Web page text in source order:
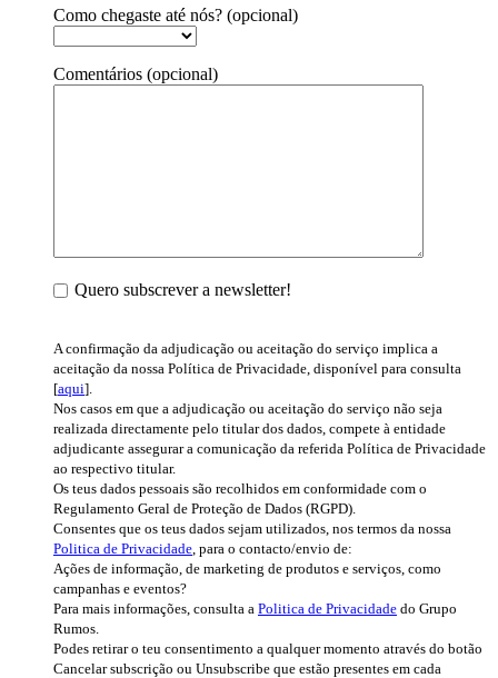
Como chegaste até nós? (opcional)
Comentários (opcional)
Quero subscrever a newsletter!
A confirmação da adjudicação ou aceitação do serviço implica a
aceitação da nossa Política de Privacidade, disponível para consulta
[aqui].
Nos casos em que a adjudicação ou aceitação do serviço não seja
realizada directamente pelo titular dos dados, compete à entidade
adjudicante assegurar a comunicação da referida Política de Privacidade
ao respectivo titular.
Os teus dados pessoais são recolhidos em conformidade com o
Regulamento Geral de Proteção de Dados (RGPD).
Consentes que os teus dados sejam utilizados, nos termos da nossa
Politica de Privacidade , para o contacto/envio de:
Ações de informação, de marketing de produtos e serviços, como
campanhas e eventos?
Para mais informações, consulta a Politica de Privacidade do Grupo
Rumos.
Podes retirar o teu consentimento a qualquer momento através do botão
Cancelar subscrição ou Unsubscribe que estão presentes em cada